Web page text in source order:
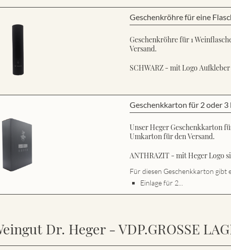
Geschenkröhre für eine
Geschenkröhre für 1
Versand.
SCHWARZ - mit Logo Aufkleber
Geschenkkarton für 2 oder 3
Unser Heger Geschenkkarton
Umkarton für den Versand.
ANTHRAZIT - mit Heger Logo
Für diesen Geschenkkarton gibt
Einlage für 2...
Dr. Heger - VDP.GROSSE